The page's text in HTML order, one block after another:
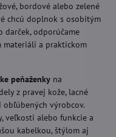
bordové alebo zelené
chcú doplnok s osobitým
darček, odporúčame
materiáli a praktickom
peňaženky na
z pravej kože, lacné
obľúbených výrobcov.
veľkosti alebo funkcie a
kabelkou, štýlom aj